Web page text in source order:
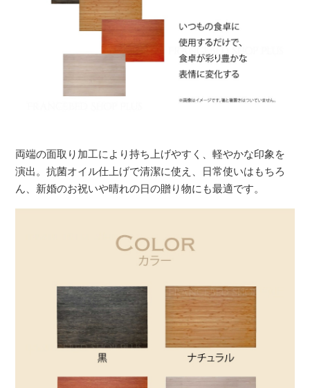
両端の面取り加工により持ち上げやすく、軽やかな印象を
演出。抗菌オイル仕上げで清潔に使え、日常使いはもちろ
ん、新婚のお祝いや晴れの日の贈り物にも最適です。